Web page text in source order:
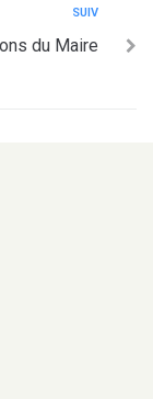
SUIV
du Maire